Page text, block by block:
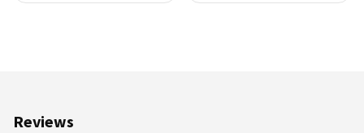
Reviews